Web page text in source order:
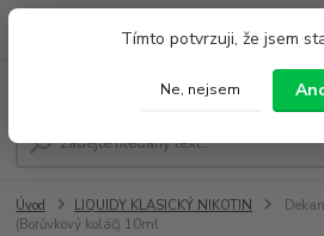
Tímto potvrzuji, že jsem
Ne, nejsem
Po - Pá 9:00 - 19:00 So 9:00 - 14:00
Úvod LIQUIDY KLASICKÝ NIKOTIN
(Borůvkový koláč) 10ml